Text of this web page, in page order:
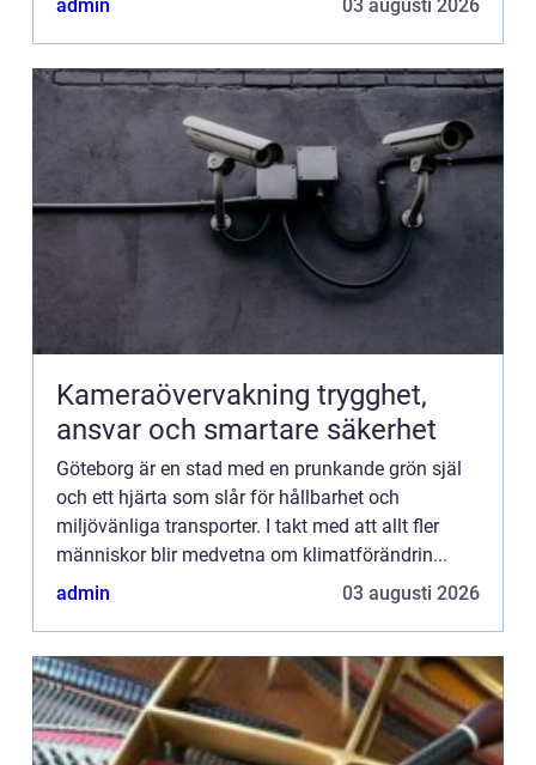
admin 03 augusti 2026
Kameraövervakning trygghet,
ansvar och smartare säkerhet
Göteborg är en stad med en prunkande grön själ
och ett hjärta som slår för hållbarhet och
miljövänliga transporter. I takt med att allt fler
människor blir medvetna om klimatförändrin...
admin
03 augusti 2026